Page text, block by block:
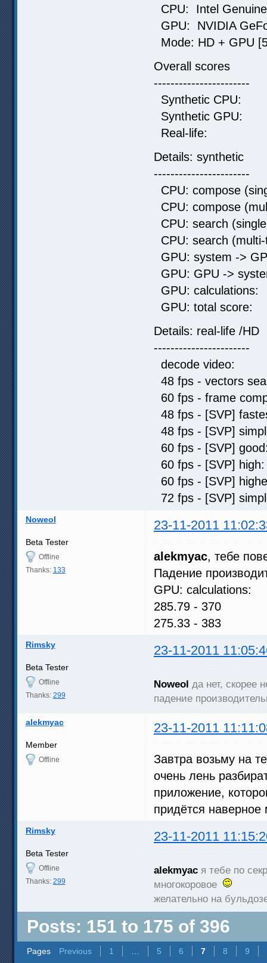
CPU: Intel
GPU: NVIDIA
Mode: HD + GPU
Overall scores
-----------------------
Synthetic
Synthetic
Real-life:
Details: synthetic
-----------------------
CPU: compose
CPU: compose
CPU: search
CPU: search
GPU: system ->
GPU: GPU ->
GPU:
GPU: total
Details: real-life /HD
-----------------------
decode
48 fps - vectors
60 fps - frame
48 fps - [SVP]
48 fps - [SVP]
60 fps - [SVP]
60 fps - [SVP]
60 fps - [SVP]
72 fps - [SVP]
Noweol 23-11-2011
Beta Tester
Offline
Thanks: 133
alekmyac, тебе
Падение
GPU: calculations:
285.79 - 370
275.33 - 383
Rimsky 23-11-2011
Beta Tester
Offline
Thanks: 299
Noweol да нет, скорее
падение
alekmyac 23-11-2011
Member
Offline
Завтра возьму на
очень лень
приложение,
придётся наверное
Rimsky 23-11-2011
Beta Tester
Offline
Thanks: 299
alekmyac я тебе по
многокоровое
желательно на
Posts: 151 to 175 of 396
Pages Previous 1 5 6 7 8 9